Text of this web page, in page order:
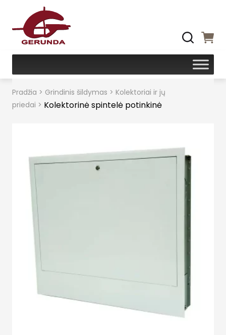
Pradžia > Grindinis šildymas > Kolektoriai ir jų
priedai > Kolektorinė spintelė potinkinė